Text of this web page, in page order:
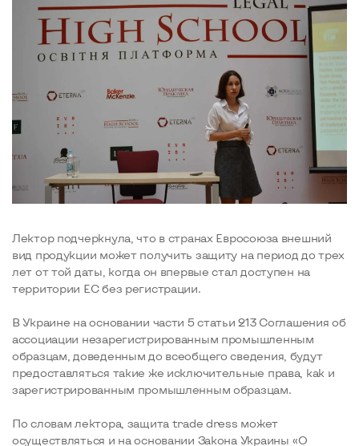
Лектор подчеркнула, что в странах Евросоюза внешний
вид продукции может получить защиту на период до трех
лет от той даты, когда он впервые стал доступен на
территории ЕС без регистрации.
В Украине на основании части 5 статьи 213 Соглашения об
ассоциации незарегистрированным промышленным
образцам, доведенным до всеобщего сведения, будут
предоставляться такие же исключительные права, как и
зарегистрированным промышленным образцам.
По словам лектора, защита trade dress может
осуществляться и на основании Закона Украины «О